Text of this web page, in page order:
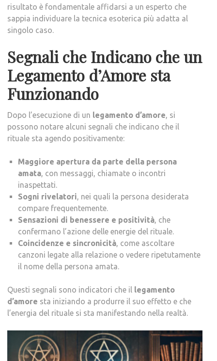
risultato è fondamentale affidarsi a un esperto che
sappia individuare la tecnica esoterica più adatta al
singolo caso.
Segnali che Indicano che un
Legamento d’Amore sta
Funzionando
Dopo l’esecuzione di un legamento d’amore, si
possono notare alcuni segnali che indicano che il
rituale sta agendo positivamente:
Maggiore apertura da parte della persona
amata, con messaggi, chiamate o incontri
inaspettati.
Sogni rivelatori, nei quali la persona desiderata
compare frequentemente.
Sensazioni di benessere e positività, che
confermano l’azione delle energie del rituale.
Coincidenze e sincronicità, come ascoltare
canzoni legate alla relazione o vedere ripetutamente
il nome della persona amata.
Questi segnali sono indicatori che il legamento
d’amore sta iniziando a produrre il suo effetto e che
l’energia del rituale si sta manifestando nella realtà.